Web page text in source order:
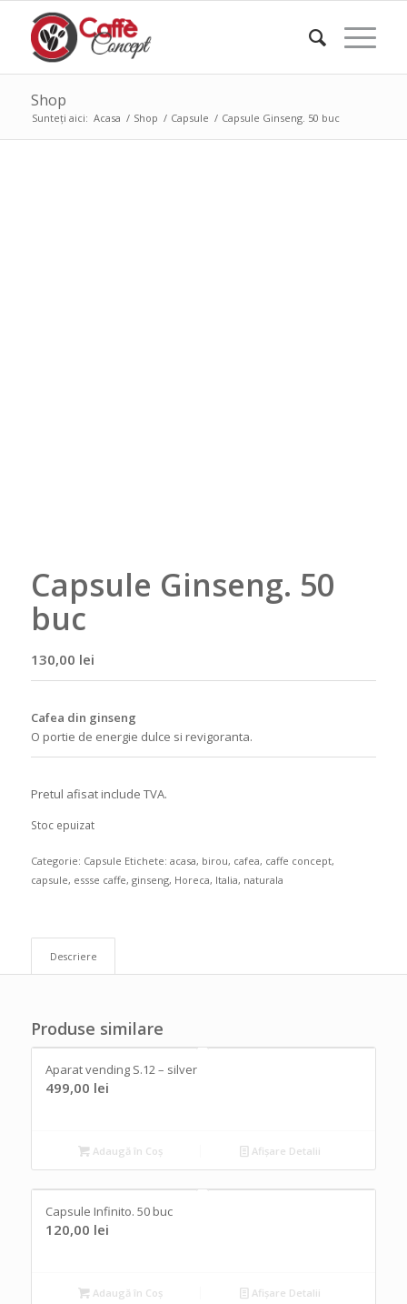
Shop
Sunteți aici: Acasa / Shop / Capsule / Capsule Ginseng. 50 buc
Capsule Ginseng. 50
buc
130,00 lei
Cafea din ginseng
O portie de energie dulce si revigoranta.
Pretul afisat include TVA.
Stoc epuizat
Categorie: Capsule Etichete: acasa, birou, cafea, caffe concept,
capsule, essse caffe, ginseng, Horeca, Italia, naturala
Descriere
Produse similare
Aparat vending S.12 – silver
499,00 lei
Adaugă în Coș Afișare Detalii
Capsule Infinito. 50 buc
120,00 lei
Adaugă în Coș Afișare Detalii